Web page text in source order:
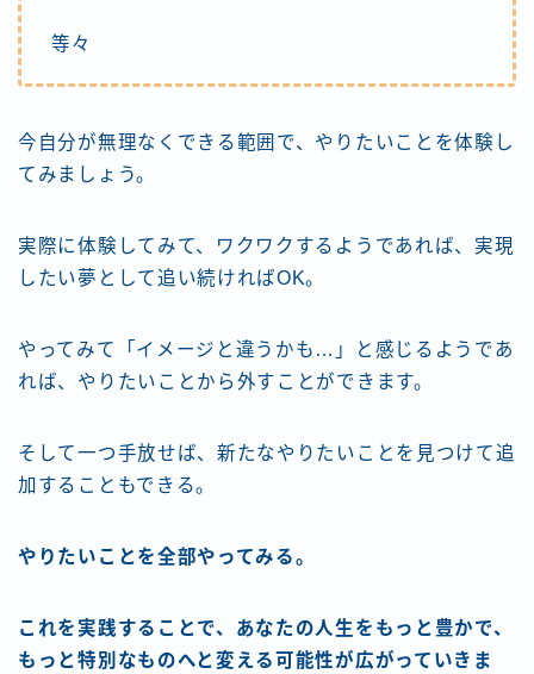
等々
今自分が無理なくできる範囲で、やりたいことを体験し
てみましょう。
実際に体験してみて、ワクワクするようであれば、実現
したい夢として追い続ければOK。
やってみて「イメージと違うかも…」と感じるようであ
れば、やりたいことから外すことができます。
そして一つ手放せば、新たなやりたいことを見つけて追
加することもできる。
やりたいことを全部やってみる。
これを実践することで、あなたの人生をもっと豊かで、
もっと特別なものへと変える可能性が広がっていきま